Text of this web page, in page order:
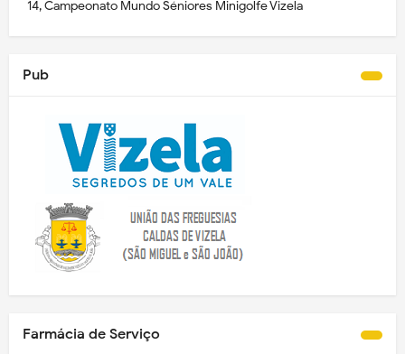
14, Campeonato Mundo Séniores Minigolfe Vizela
Pub
Farmácia de Serviço